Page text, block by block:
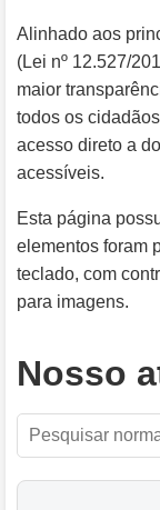
Alinhado aos
(Lei nº 12.527/
maior
todos os
acesso direto a
acessíveis.
Esta página
elementos foram
teclado, com
para imagens.
Nosso